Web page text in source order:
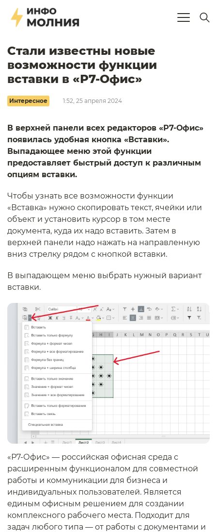
Стали известны новые
возможности функции
вставки в «Р7-Офис»
Интересное 1:52, 25 апреля 2024
В верхней панели всех редакторов «Р7-Офис»
появилась удобная кнопка «Вставки».
Выпадающее меню этой функции
предоставляет быстрый доступ к различным
опциям вставки.
Чтобы узнать все возможности функции
«Вставка» нужно скопировать текст, ячейки или
объект и установить курсор в том месте
документа, куда их надо вставить. Затем в
верхней панели надо нажать на направленную
вниз стрелку рядом с кнопкой вставки.
В выпадающем меню выбрать нужный вариант
вставки.
«Р7-Офис» — российская офисная среда с
расширенным функционалом для совместной
работы и коммуникации для бизнеса и
индивидуальных пользователей. Является
единым офисным решением для создании
комплексного рабочего места. Подходит для
задач любого типа — от работы с документами и